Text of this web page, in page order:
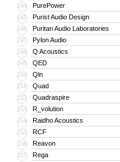
244 PurePower
245 Purist Audio Design
246 Puritan Audio Laboratories
247 Pylon Audio
248 Q Acoustics
249 QED
250 Qln
251 Quad
252 Quadraspire
253 R_volution
254 Raidho Acoustics
255 RCF
256 Reavon
257 Rega